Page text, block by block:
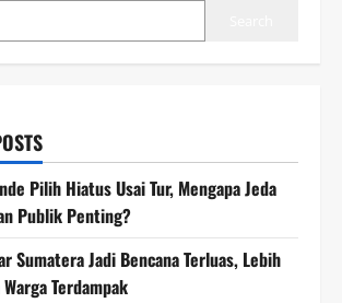
Pilih Hiatus Usai Tur, Mengapa Jeda
Publik Penting?
Sumatera Jadi Bencana Terluas, Lebih
Terdampak